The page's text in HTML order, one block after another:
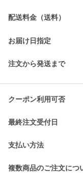
配送料金（送料）
お届け日指定
注文から発送まで
クーポン利用可否
最終注文受付日
支払い方法
複数商品のご注文につ